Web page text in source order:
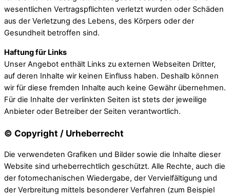
wesentlichen Vertragspflichten verletzt wurden oder Schäden
aus der Verletzung des Lebens, des Körpers oder der
Gesundheit betroffen sind.
Haftung für Links
Unser Angebot enthält Links zu externen Webseiten Dritter,
auf deren Inhalte wir keinen Einfluss haben. Deshalb können
wir für diese fremden Inhalte auch keine Gewähr übernehmen.
Für die Inhalte der verlinkten Seiten ist stets der jeweilige
Anbieter oder Betreiber der Seiten verantwortlich.
© Copyright / Urheberrecht
Die verwendeten Grafiken und Bilder sowie die Inhalte dieser
Website sind urheberrechtlich geschützt. Alle Rechte, auch die
der fotomechanischen Wiedergabe, der Vervielfältigung und
der Verbreitung mittels besonderer Verfahren (zum Beispiel